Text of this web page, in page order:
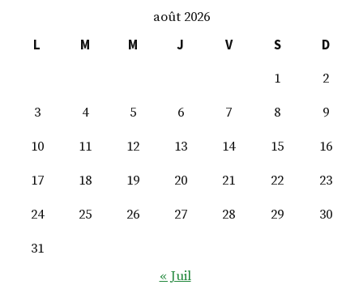
août 2026
L
M M J V S
D
1
2
3
4 5 6 7 8
9
10
11 12 13 14 15
16
17
18 19 20 21 22
23
24
25 26 27 28 29
30
31
« Juil